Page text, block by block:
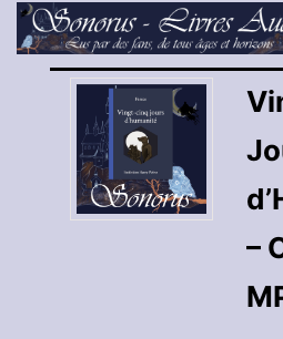
Aller
au
contenu
Sonorus
–